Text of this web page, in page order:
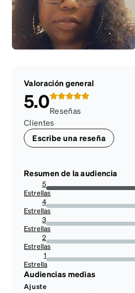
Valoración general
5.0Reseñas
Clientes
Escribe una reseña
Resumen de la audiencia
5
Estrellas100%
4
Estrellas
0%
3
Estrellas
0%
2
Estrellas
0%
1
Estrella0%
Audiencias medias
Ajuste